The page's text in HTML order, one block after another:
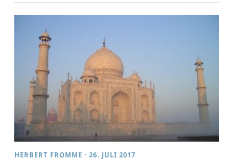
HERBERT FROMME ·26. JULI 2017